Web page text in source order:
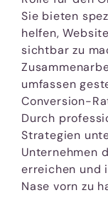
Sie bieten
helfen,
sichtbar zu
umfassen
Conversion-
Durch
Strategien
Unternehmen
erreichen und
Nase vorn zu